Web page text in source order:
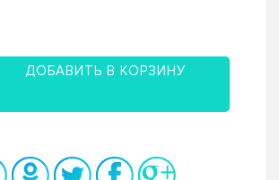
ДОБАВИТЬ В КОРЗИНУ